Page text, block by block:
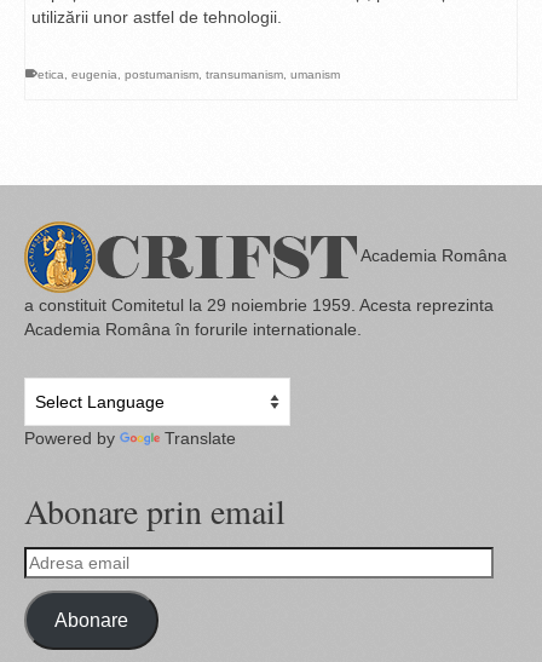
utilizării unor astfel de tehnologii.
etica eugenia postumanism transumanism umanism
Academia Româna
a constituit Comitetul la 29 noiembrie 1959. Acesta reprezinta
Academia Româna în forurile internationale.
Powered by Translate
Abonare prin email
Adresa
email
Abonare